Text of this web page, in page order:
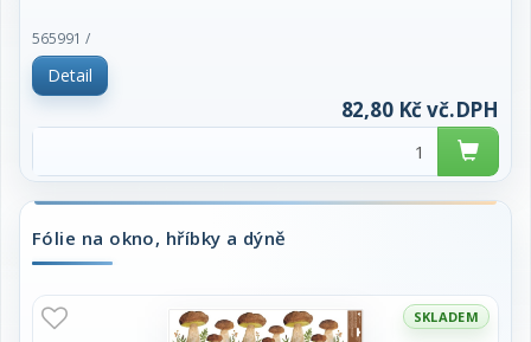
NÁVOD:
Sloupněte z podložky obrázek a umístěte na čisté,
případně navlhčené sklo stranou,
Obrázek elektrostaticky přilne.
Uvedená cena je za 1 ks.
565991 /
Detail
82,80 Kč vč.DPH
Fólie na okno, hříbky a dýně
SKLADEM